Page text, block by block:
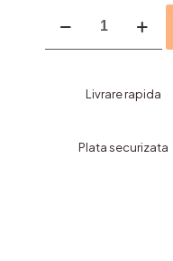
Set
bucati+borseta
Livrare rapida
Plata securizata